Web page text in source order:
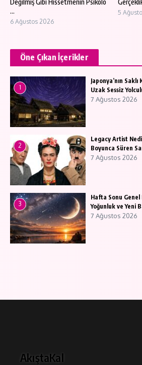
Değilmiş Gibi Hissetmenin Psikolo
...
6 Ağustos 2026
5
Öne Çıkan İçerikler
1
Japonya’nın
Uzak Sessiz
7 Ağustos 2026
2
Legacy Artist
Boyunca Süren
7 Ağustos 2026
3
Hafta Sonu Genel
Yoğunluk ve Yeni
7 Ağustos 2026
AkıştaKal